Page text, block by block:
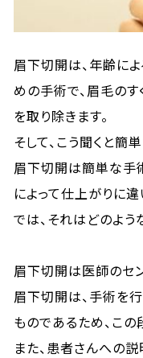
眉下切開は、年齢に
めの手術で、眉毛の
を取り除きます。
そして、こう聞くと簡
眉下切開は簡単な手
によって仕上がりに違
では、それはどのよう
眉下切開は医師のセ
眉下切開は、手術を
ものであるため、こ
また、患者さんへの